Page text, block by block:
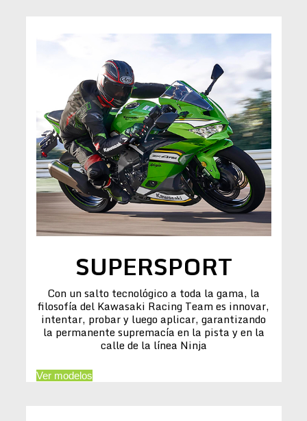
SUPERSPORT
Con un salto tecnológico a toda la gama, la
filosofía del Kawasaki Racing Team es innovar,
intentar, probar y luego aplicar, garantizando
la permanente supremacía en la pista y en la
calle de la línea Ninja
Ver modelos